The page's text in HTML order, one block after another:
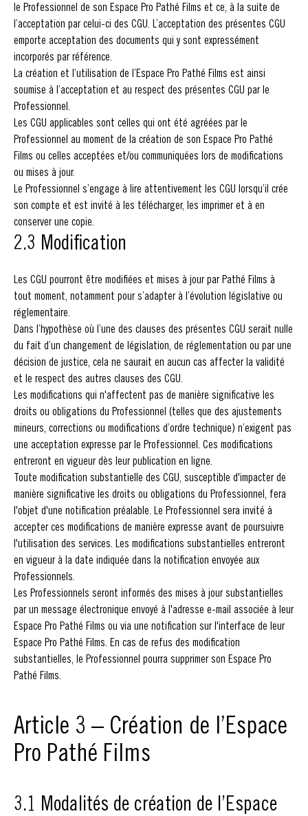
le Professionnel de son Espace Pro Pathé Films et ce, à la suite de
l’acceptation par celui-ci des CGU. L’acceptation des présentes CGU
emporte acceptation des documents qui y sont expressément
incorporés par référence.
La création et l’utilisation de l’Espace Pro Pathé Films est ainsi
soumise à l’acceptation et au respect des présentes CGU par le
Professionnel.
Les CGU applicables sont celles qui ont été agréées par le
Professionnel au moment de la création de son Espace Pro Pathé
Films ou celles acceptées et/ou communiquées lors de modifications
ou mises à jour.
Le Professionnel s’engage à lire attentivement les CGU lorsqu’il crée
son compte et est invité à les télécharger, les imprimer et à en
conserver une copie.
2.3 Modification
Les CGU pourront être modifiées et mises à jour par Pathé Films à
tout moment, notamment pour s’adapter à l’évolution législative ou
réglementaire.
Dans l’hypothèse où l’une des clauses des présentes CGU serait nulle
du fait d’un changement de législation, de réglementation ou par une
décision de justice, cela ne saurait en aucun cas affecter la validité
et le respect des autres clauses des CGU.
Les modifications qui n'affectent pas de manière significative les
droits ou obligations du Professionnel (telles que des ajustements
mineurs, corrections ou modifications d’ordre technique) n’exigent pas
une acceptation expresse par le Professionnel. Ces modifications
entreront en vigueur dès leur publication en ligne.
Toute modification substantielle des CGU, susceptible d'impacter de
manière significative les droits ou obligations du Professionnel, fera
l'objet d'une notification préalable. Le Professionnel sera invité à
accepter ces modifications de manière expresse avant de poursuivre
l'utilisation des services. Les modifications substantielles entreront
en vigueur à la date indiquée dans la notification envoyée aux
Professionnels.
Les Professionnels seront informés des mises à jour substantielles
par un message électronique envoyé à l'adresse e-mail associée à leur
Espace Pro Pathé Films ou via une notification sur l'interface de leur
Espace Pro Pathé Films. En cas de refus des modification
substantielles, le Professionnel pourra supprimer son Espace Pro
Pathé Films.
Article 3 – Création de l’Espace
Pro Pathé Films
3.1 Modalités de création de l’Espace